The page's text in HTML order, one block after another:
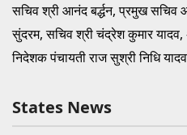
सचिव श्री आनंद बर्द्धन, प्रमुख सचिव
सुंदरम, सचिव श्री चंद्रेश कुमार यादव,
निदेशक पंचायती राज सुश्री निधि
States News